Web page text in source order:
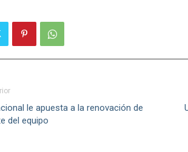
le apuesta a la renovación de
del equipo